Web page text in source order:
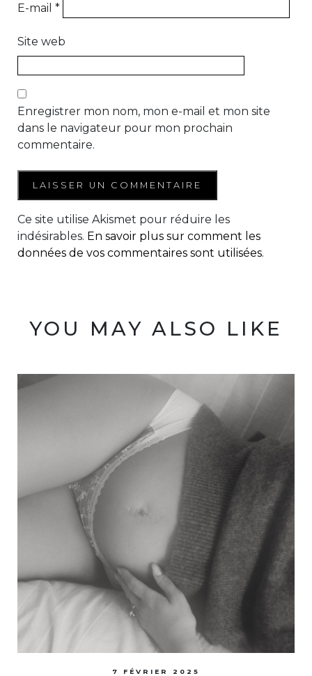
E-mail *
Site web
Enregistrer mon nom, mon e-mail et mon site
dans le navigateur pour mon prochain
commentaire.
Ce site utilise Akismet pour réduire les
indésirables. En savoir plus sur comment les
données de vos commentaires sont utilisées.
YOU MAY ALSO LIKE
7 FÉVRIER 2025